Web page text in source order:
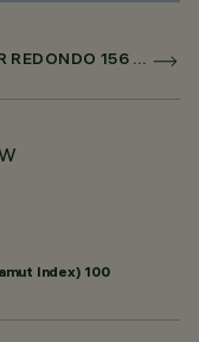
VIEW OPTI BEAM LENS WALL WASHER REDONDO 156 MM
Index) 100